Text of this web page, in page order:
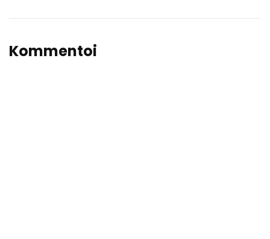
Kommentoi